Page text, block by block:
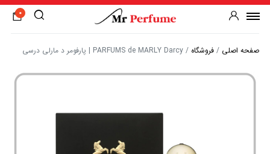
0
صفحه اصلی / فروشگاه / PARFUMS de MARLY Darcy | پارفومر د مارلی درسی